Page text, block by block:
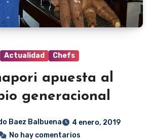
Actualidad Chefs
apuesta al
generacional
Baez Balbuena
4 enero, 2019
No hay comentarios